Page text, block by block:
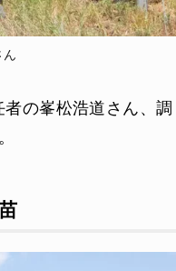
ん
の峯松浩道さん、調